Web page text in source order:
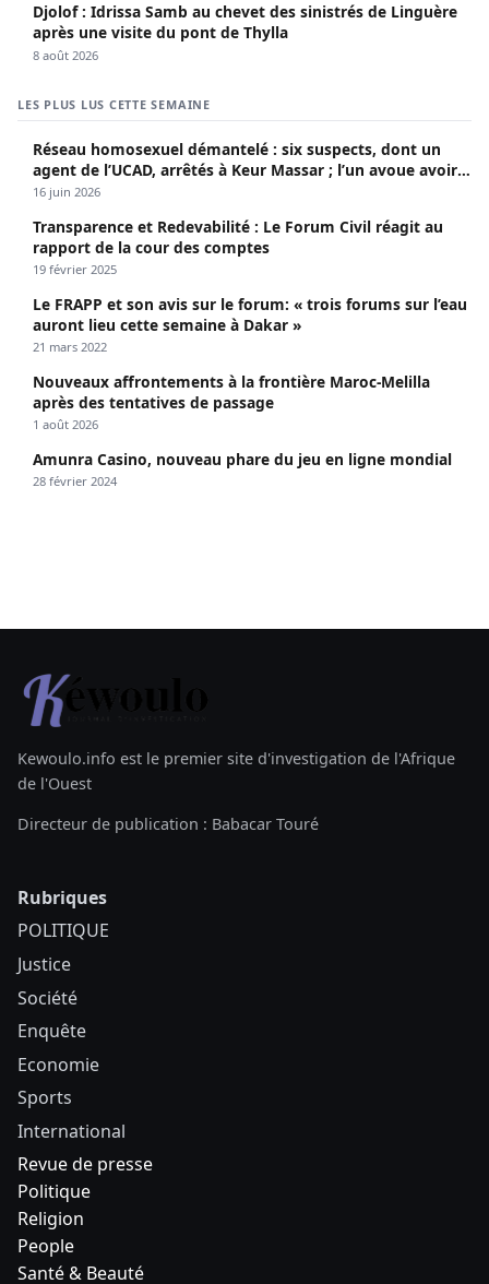
Djolof : Idrissa Samb au chevet des sinistrés de Linguère
après une visite du pont de Thylla
8 août 2026
LES PLUS LUS CETTE SEMAINE
Réseau homosexuel démantelé : six suspects, dont un
agent de l’UCAD, arrêtés à Keur Massar ; l’un avoue avoir
propagé le VIH depuis 2018
16 juin 2026
Transparence et Redevabilité : Le Forum Civil réagit au
rapport de la cour des comptes
19 février 2025
Le FRAPP et son avis sur le forum: « trois forums sur l’eau
auront lieu cette semaine à Dakar »
21 mars 2022
Nouveaux affrontements à la frontière Maroc-Melilla
après des tentatives de passage
1 août 2026
Amunra Casino, nouveau phare du jeu en ligne mondial
28 février 2024
Kewoulo.info est le premier site d'investigation de l'Afrique
de l'Ouest
Directeur de publication : Babacar Touré
Rubriques
POLITIQUE
Justice
Société
Enquête
Economie
Sports
International
Revue de presse
Politique
Religion
People
Santé & Beauté